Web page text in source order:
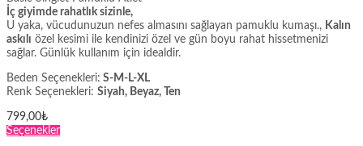
İç giyimde rahatlık sizinle,
U yaka, vücudunuzun nefes almasını sağlayan pamuklu kumaşı., Kalın
askılı özel kesimi ile kendinizi özel ve gün boyu rahat hissetmenizi
sağlar. Günlük kullanım için idealdir.
Beden Seçenekleri: S-M-L-XL
Renk Seçenekleri: Siyah, Beyaz, Ten
799,00₺
SeçeneklerBu